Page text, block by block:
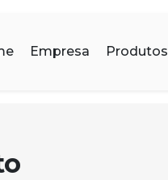
Empresa Produtos